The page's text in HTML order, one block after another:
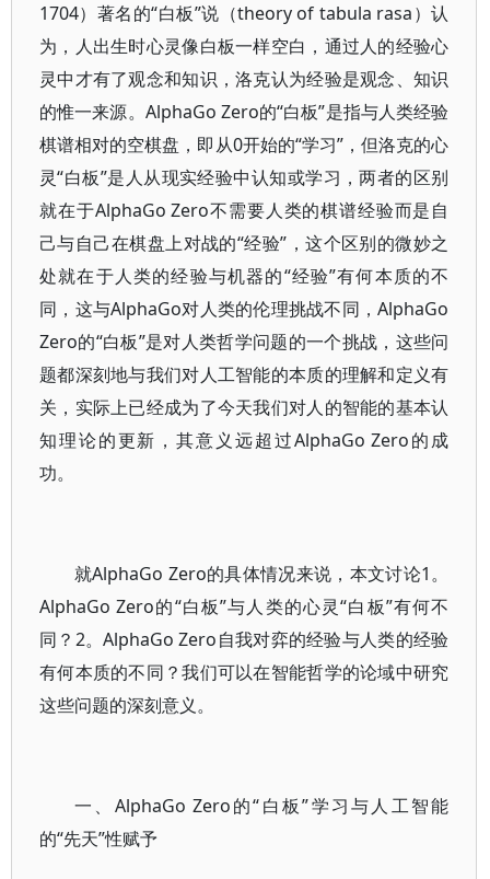
1704）著名的“白板”说（theory of tabula rasa）认
为，人出生时心灵像白板一样空白，通过人的经验心
灵中才有了观念和知识，洛克认为经验是观念、知识
的惟一来源。AlphaGo Zero的“白板”是指与人类经验
棋谱相对的空棋盘，即从0开始的“学习”，但洛克的心
灵“白板”是人从现实经验中认知或学习，两者的区别
就在于AlphaGo Zero不需要人类的棋谱经验而是自
己与自己在棋盘上对战的“经验”，这个区别的微妙之
处就在于人类的经验与机器的“经验”有何本质的不
同，这与AlphaGo对人类的伦理挑战不同，AlphaGo
Zero的“白板”是对人类哲学问题的一个挑战，这些问
题都深刻地与我们对人工智能的本质的理解和定义有
关，实际上已经成为了今天我们对人的智能的基本认
知理论的更新，其意义远超过AlphaGo Zero的成
功。
就AlphaGo Zero的具体情况来说，本文讨论1。
AlphaGo Zero的“白板”与人类的心灵“白板”有何不
同？2。AlphaGo Zero自我对弈的经验与人类的经验
有何本质的不同？我们可以在智能哲学的论域中研究
这些问题的深刻意义。
一、AlphaGo Zero的“白板”学习与人工智能
的“先天”性赋予